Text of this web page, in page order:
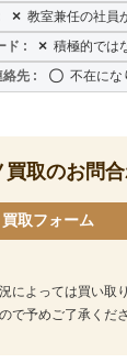
× 教室兼任の社員
× 積極的では
〇 不在にな
買取のお問
買取フォーム
によっては買い取
で予めご了承くださ